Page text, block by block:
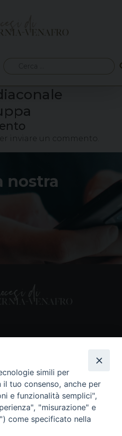
per:
inviare un commento.
nostra
social
simili per
tuo consenso, anche per
e funzionalità semplici",
"misurazione" e
come specificato nella